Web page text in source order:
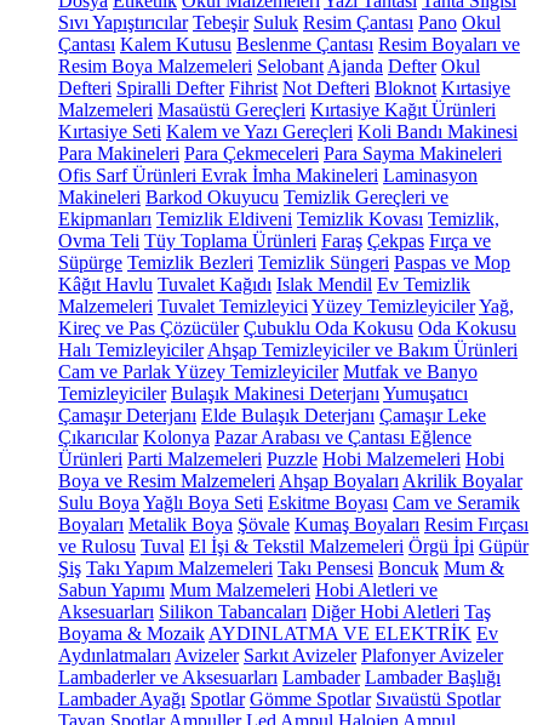
Sıvı Yapıştırıcılar Tebeşir Suluk Resim Çantası Pano Okul
Çantası Kalem Kutusu Beslenme Çantası Resim Boyaları ve
Resim Boya Malzemeleri Selobant Ajanda Defter Okul
Defteri Spiralli Defter Fihrist Not Defteri Bloknot Kırtasiye
Malzemeleri Masaüstü Gereçleri Kırtasiye Kağıt Ürünleri
Kırtasiye Seti Kalem ve Yazı Gereçleri Koli Bandı Makinesi
Para Makineleri Para Çekmeceleri Para Sayma Makineleri
Ofis Sarf Ürünleri Evrak İmha Makineleri Laminasyon
Makineleri Barkod Okuyucu Temizlik Gereçleri ve
Ekipmanları Temizlik Eldiveni Temizlik Kovası Temizlik,
Ovma Teli Tüy Toplama Ürünleri Faraş Çekpas Fırça ve
Süpürge Temizlik Bezleri Temizlik Süngeri Paspas ve Mop
Kâğıt Havlu Tuvalet Kağıdı Islak Mendil Ev Temizlik
Malzemeleri Tuvalet Temizleyici Yüzey TemizleyicilerYağ,
Kireç ve Pas Çözücüler Çubuklu Oda Kokusu Oda Kokusu
Halı Temizleyiciler Ahşap Temizleyiciler ve Bakım Ürünleri
Cam ve Parlak Yüzey Temizleyiciler Mutfak ve Banyo
Temizleyiciler Bulaşık Makinesi Deterjanı Yumuşatıcı
Çamaşır Deterjanı Elde Bulaşık Deterjanı Çamaşır Leke
Çıkarıcılar Kolonya Pazar Arabası ve Çantası Eğlence
Ürünleri Parti Malzemeleri Puzzle Hobi Malzemeleri Hobi
Boya ve Resim Malzemeleri Ahşap Boyaları Akrilik Boyalar
Sulu Boya Yağlı Boya Seti Eskitme Boyası Cam ve Seramik
Boyaları Metalik Boya Şövale Kumaş Boyaları Resim Fırçası
ve Rulosu Tuval El İşi & Tekstil Malzemeleri Örgü İpi Güpür
Şiş Takı Yapım Malzemeleri Takı Pensesi Boncuk Mum &
Sabun Yapımı Mum Malzemeleri Hobi Aletleri ve
Aksesuarları Silikon Tabancaları Diğer Hobi Aletleri Taş
Boyama & Mozaik AYDINLATMA VE ELEKTRİK Ev
Aydınlatmaları Avizeler Sarkıt Avizeler Plafonyer Avizeler
Lambaderler ve Aksesuarları Lambader Lambader Başlığı
Lambader Ayağı Spotlar Gömme Spotlar Sıvaüstü Spotlar
Tavan Spotlar Ampuller Led Ampul Halojen Ampul